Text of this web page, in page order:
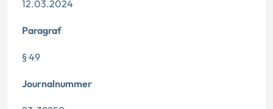
12.03.2024
Paragraf
§ 49
Journalnummer